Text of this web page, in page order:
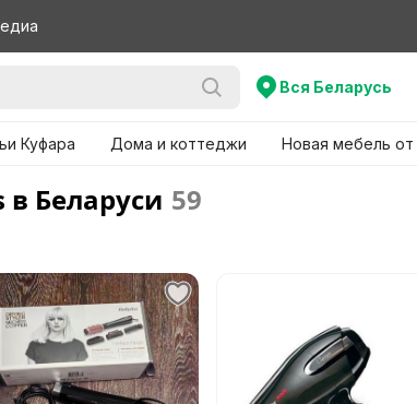
Вся Беларусь
Куфара Дома и коттеджи Новая мебель от
Беларуси 59